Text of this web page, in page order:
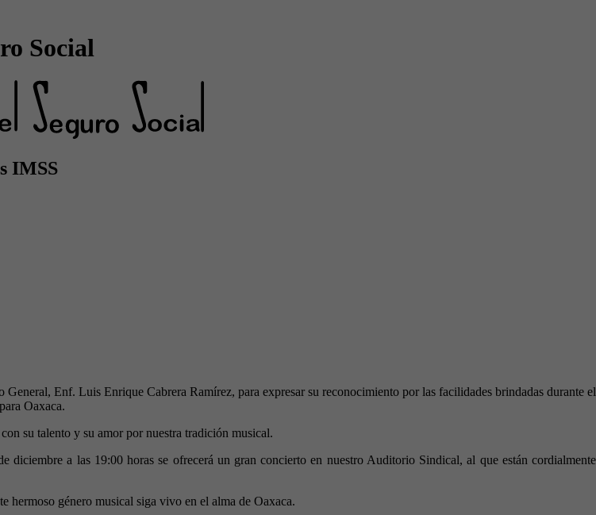
Social
IMSS
Enf. Luis Enrique Cabrera Ramírez, para expresar su reconocimiento por las facilidades brindadas durante el
Oaxaca.
su talento y su amor por nuestra tradición musical.
a las 19:00 horas se ofrecerá un gran concierto en nuestro Auditorio Sindical, al que están cordialmente
hermoso género musical siga vivo en el alma de Oaxaca.